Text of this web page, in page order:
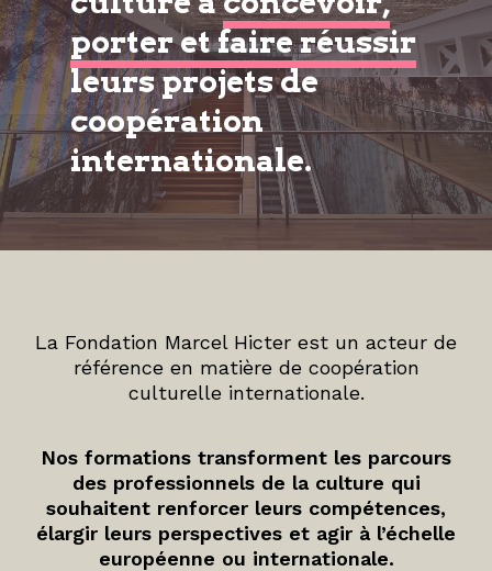
porter et faire réussir
leurs projets de
coopération
internationale.
La Fondation Marcel Hicter est un acteur de
référence en matière de coopération
culturelle internationale.
Nos formations transforment les parcours
des professionnels de la culture qui
souhaitent renforcer leurs compétences,
élargir leurs perspectives et agir à l’échelle
européenne ou internationale.